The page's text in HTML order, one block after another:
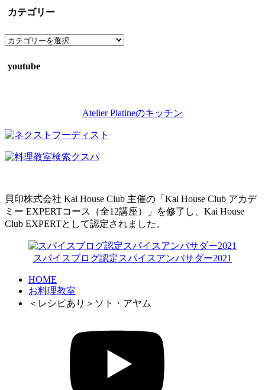
カ
ブ
カテゴリー
カ
ゴ
youtube
Atelier Platineのキッチン
貝印株式会社 Kai House Club 主催の「Kai House Club アカデ
ミー EXPERTコース（全12講座）」を修了し、Kai House
Club EXPERTとして認定されました。
スパイスブログ認定スパイスアンバサダー2021
HOME
お料理教室
＜レシピあり＞ソト・アヤム